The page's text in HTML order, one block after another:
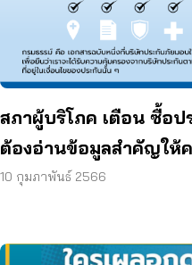
สภาผู้บริโภค เตือน ซื้อ
ต้องอ่านข้อมูลสำคัญให้
10 กุมภาพันธ์ 2566